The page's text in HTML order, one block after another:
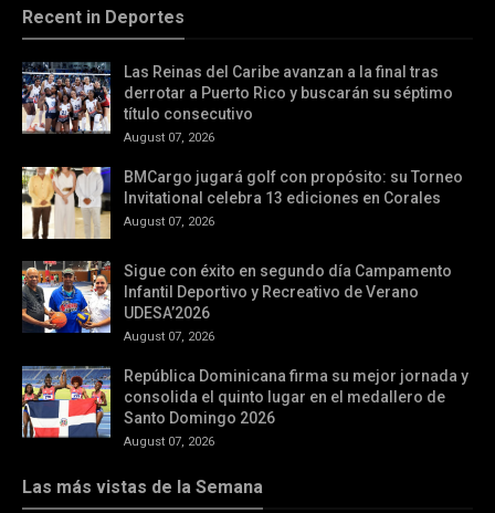
Recent in Deportes
Las Reinas del Caribe avanzan a la final tras
derrotar a Puerto Rico y buscarán su séptimo
título consecutivo
August 07, 2026
BMCargo jugará golf con propósito: su Torneo
Invitational celebra 13 ediciones en Corales
August 07, 2026
Sigue con éxito en segundo día Campamento
Infantil Deportivo y Recreativo de Verano
UDESA’2026
August 07, 2026
República Dominicana firma su mejor jornada y
consolida el quinto lugar en el medallero de
Santo Domingo 2026
August 07, 2026
Las más vistas de la Semana